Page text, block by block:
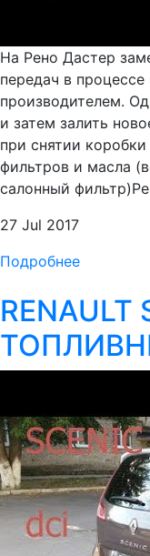
На Рено Дастер
передач в
производителем.
и затем залить
при снятии
фильтров и масла
салонный
27 Jul 2017
Подробнее
RENAULT